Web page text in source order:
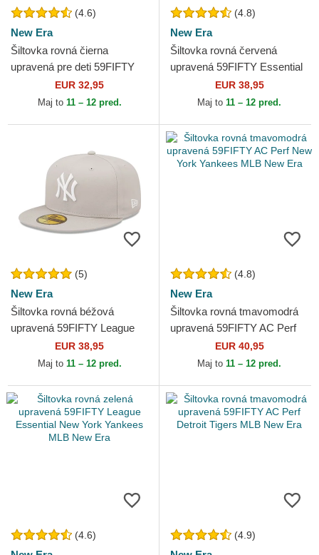
(4.6)
New Era
Šiltovka rovná čierna
upravená pre deti 59FIFTY
New York Yankees MLB
New Era
EUR 32,95
Maj to 11 – 12 pred.
(4.8)
New Era
Šiltovka rovná červená
upravená 59FIFTY Essential
Los Angeles Dodgers MLB
New Era
EUR 38,95
Maj to 11 – 12 pred.
(5)
New Era
Šiltovka rovná béžová
upravená 59FIFTY League
Essential New York Yankees
MLB New Era
EUR 38,95
Maj to 11 – 12 pred.
(4.8)
New Era
Šiltovka rovná tmavomodrá
upravená 59FIFTY AC Perf
New York Yankees MLB New
EUR 40,95
Maj to 11 – 12 pred.
(4.6) (4.9)